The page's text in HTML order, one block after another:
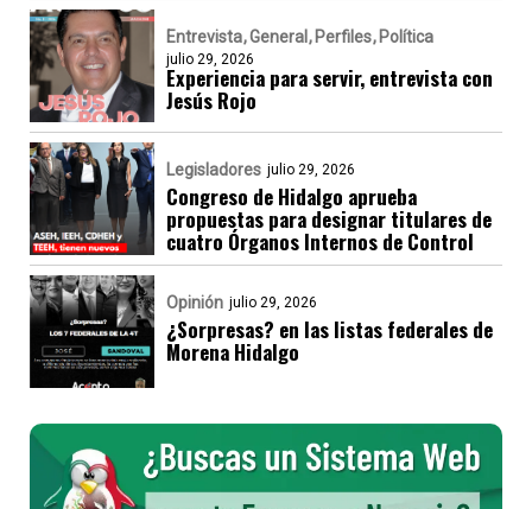
Entrevista General Perfiles Política
julio 29, 2026
Experiencia para servir, entrevista con
Jesús Rojo
Legisladores julio 29, 2026
Congreso de Hidalgo aprueba
propuestas para designar titulares de
cuatro Órganos Internos de Control
Opinión julio 29, 2026
¿Sorpresas? en las listas federales de
Morena Hidalgo